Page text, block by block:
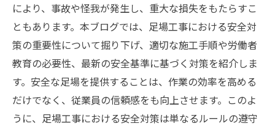
により、事故や怪我が発生し、重大な損失をもたらすこ
ともあります。本ブログでは、足場工事における安全対
策の重要性について掘り下げ、適切な施工手順や労働者
教育の必要性、最新の安全基準に基づく対策を紹介しま
す。安全な足場を提供することは、作業の効率を高める
だけでなく、従業員の信頼感をも向上させます。このよ
うに、足場工事における安全対策は単なるルールの遵守